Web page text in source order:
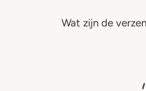
Wat zijn de